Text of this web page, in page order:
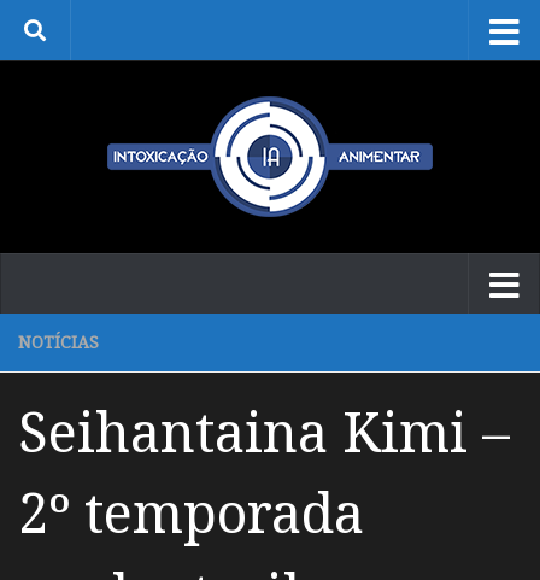
Skip to content
NOTÍCIAS
Seihantaina Kimi –
2º temporada